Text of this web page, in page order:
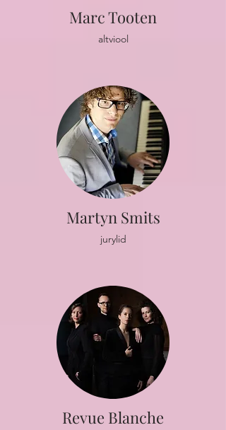
Marc Tooten
altviool
Martyn Smits
jurylid
Revue Blanche